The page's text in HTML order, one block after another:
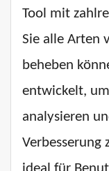
Tool mit
Sie alle Arten
beheben
entwickelt,
analysieren
Verbesserung